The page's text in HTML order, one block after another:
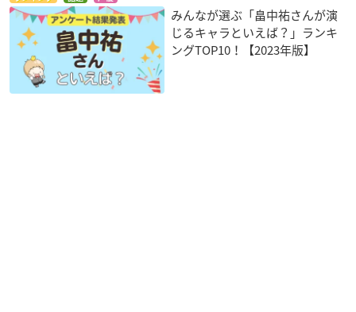
・キャラクター設定資料集
・特典ブックレット
・オーディオコメンタリー
SK∞ エスケーエイト Vol.5
みんなが選ぶ「畠中祐さんが演
じるキャラといえば？」ランキ
ングTOP10！【2023年版】